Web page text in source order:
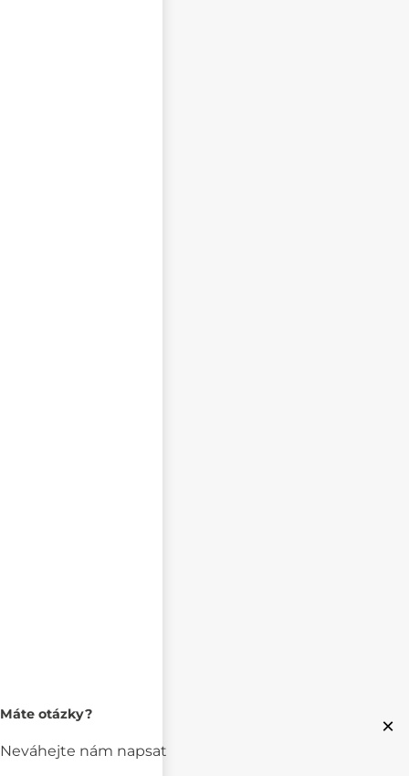
×
Máte otázky?
Neváhejte nám napsat